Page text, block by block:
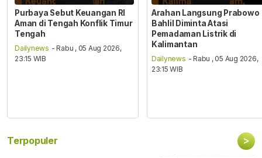
Purbaya Sebut Keuangan RI
Aman di Tengah Konflik Timur
Tengah
Dailynews - Rabu , 05 Aug 2026,
23:15 WIB
Arahan Langsung Prabowo
Bahlil Diminta Atasi
Pemadaman Listrik di
Kalimantan
Dailynews - Rabu , 05 Aug 2026,
23:15 WIB
Terpopuler >